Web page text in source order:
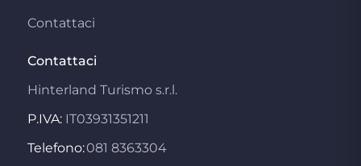
Contattaci
Contattaci
Hinterland Turismo s.r.l.
P.IVA: IT03931351211
Telefono:081 8363304